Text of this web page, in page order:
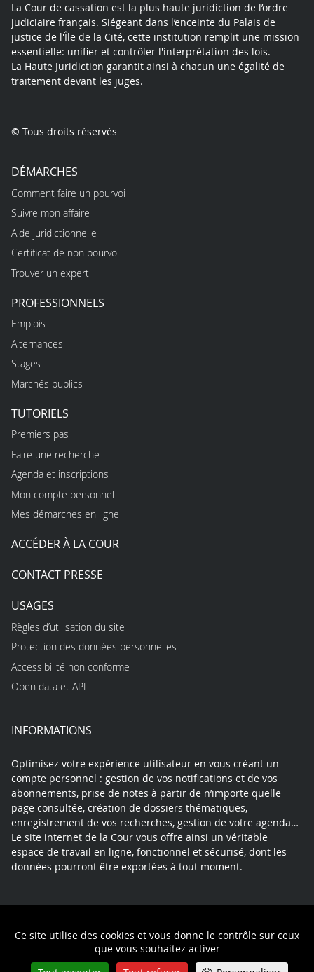
Ce site utilise des cookies et vous donne le contrôle sur ceux
que vous souhaitez activer
La Cour de cassation est la plus haute juridiction de l’ordre
judiciaire français. Siégeant dans l’enceinte du Palais de
justice de l'Île de la Cité, cette institution remplit une mission
essentielle: unifier et contrôler l'interprétation des lois.
La Haute Juridiction garantit ainsi à chacun une égalité de
traitement devant les juges.
© Tous droits réservés
DÉMARCHES
Comment faire un pourvoi
Suivre mon affaire
Aide juridictionnelle
Certificat de non pourvoi
Trouver un expert
PROFESSIONNELS
Emplois
Alternances
Stages
Marchés publics
TUTORIELS
Premiers pas
Faire une recherche
Agenda et inscriptions
Mon compte personnel
Mes démarches en ligne
ACCÉDER À LA COUR
CONTACT PRESSE
USAGES
Règles d’utilisation du site
Protection des données personnelles
Accessibilité non conforme
Open data et API
INFORMATIONS
Optimisez votre expérience utilisateur en vous créant un
compte personnel : gestion de vos notifications et de vos
abonnements, prise de notes à partir de n’importe quelle
page consultée, création de dossiers thématiques,
enregistrement de vos recherches, gestion de votre agenda…
Le site internet de la Cour vous offre ainsi un véritable
espace de travail en ligne, fonctionnel et sécurisé, dont les
données pourront être exportées à tout moment.
Politique de confidentialité